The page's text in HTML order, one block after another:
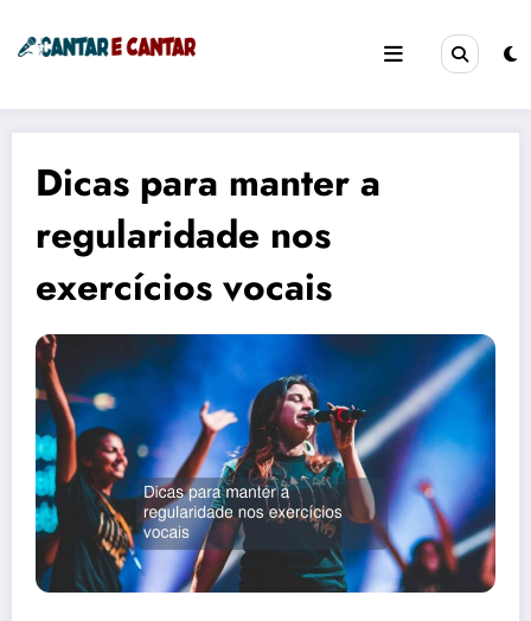
Dicas para manter a
regularidade nos
exercícios vocais